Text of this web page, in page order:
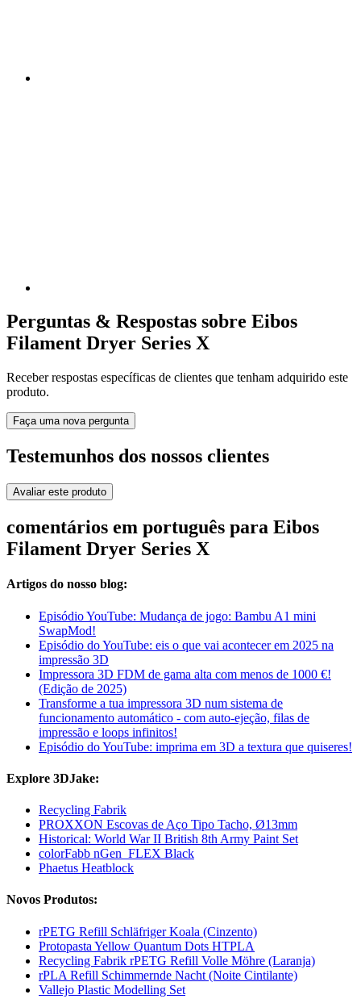
Perguntas & Respostas sobre Eibos
Filament Dryer Series X
Receber respostas específicas de clientes que tenham adquirido este
produto.
Faça uma nova pergunta
Testemunhos dos nossos clientes
Avaliar este produto
comentários em português para Eibos
Filament Dryer Series X
Artigos do nosso blog:
Episódio YouTube: Mudança de jogo: Bambu A1 mini
SwapMod!
Episódio do YouTube: eis o que vai acontecer em 2025 na
impressão 3D
Impressora 3D FDM de gama alta com menos de 1000 €!
(Edição de 2025)
Transforme a tua impressora 3D num sistema de
funcionamento automático - com auto-ejeção, filas de
impressão e loops infinitos!
Episódio do YouTube: imprima em 3D a textura que quiseres!
Explore 3DJake:
Recycling Fabrik
PROXXON Escovas de Aço Tipo Tacho, Ø13mm
Historical: World War II British 8th Army Paint Set
colorFabb nGen_FLEX Black
Phaetus Heatblock
Novos Produtos:
rPETG Refill Schläfriger Koala (Cinzento)
Protopasta Yellow Quantum Dots HTPLA
Recycling Fabrik rPETG Refill Volle Möhre (Laranja)
rPLA Refill Schimmernde Nacht (Noite Cintilante)
Vallejo Plastic Modelling Set